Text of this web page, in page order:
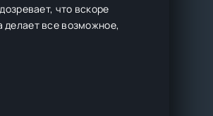
что вскоре
делает все возможное,